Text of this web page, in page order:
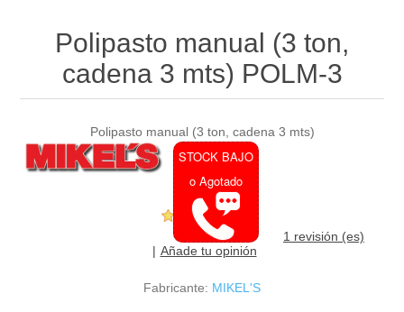
Polipasto manual (3 ton,
cadena 3 mts) POLM-3
Polipasto manual (3 ton, cadena 3 mts)
STOCK BAJO
o Agotado
1 revisión (es)
Añade tu opinión
Fabricante: MIKEL'S